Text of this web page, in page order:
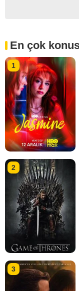
En çok
1
2
3